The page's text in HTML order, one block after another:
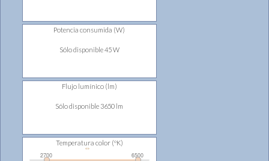
Potencia consumida (W)
Sólo disponible 45 W
Flujo lumínico (lm)
Sólo disponible 3650 lm
Temperatura color (ºK)
2700
6500
⇔